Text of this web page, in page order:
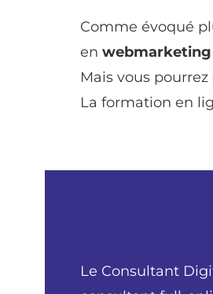
Comme évoqué
en webmarketing
Mais vous
La formation en
Le Consultant